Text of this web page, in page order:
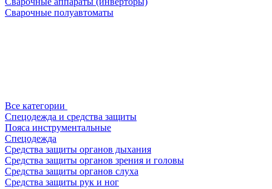
Сварочные полуавтоматы
Все категории
Спецодежда и средства защиты
Пояса инструментальные
Спецодежда
Средства защиты органов дыхания
Средства защиты органов зрения и головы
Средства защиты органов слуха
Средства защиты рук и ног